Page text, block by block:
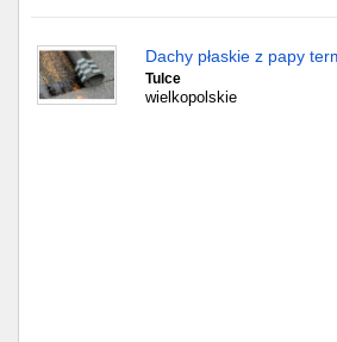
Dachy płaskie z papy
Tulce
wielkopolskie
Opole